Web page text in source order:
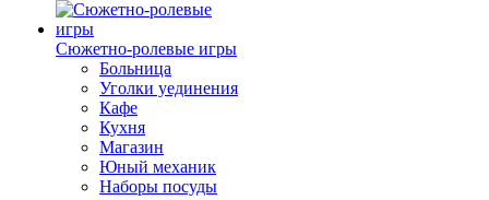
Сюжетно-ролевые игры
Больница
Уголки уединения
Кафе
Кухня
Магазин
Юный механик
Наборы посуды